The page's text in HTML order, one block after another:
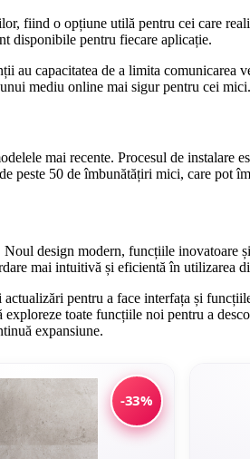
fiind o opțiune utilă pentru cei care
disponibile pentru fiecare aplicație.
au capacitatea de a limita
mediu online mai sigur pentru cei mici.
mai recente. Procesul de instalare
peste 50 de îmbunătățiri mici, care pot
design modern, funcțiile inovatoare
mai intuitivă și eficientă în utilizarea
pentru a face interfața și
toate funcțiile noi pentru a
expansiune.
-33%